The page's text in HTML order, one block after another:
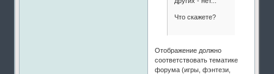
Что скажете?
Отображение должно
соответствовать тематике
форума (игры, фэнтези,